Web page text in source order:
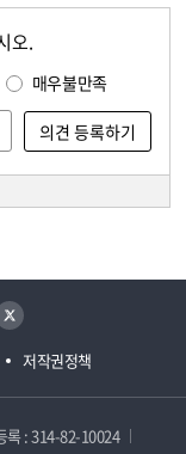
오.
매우불만족
저작권정책
트위터
록 : 314-82-10024